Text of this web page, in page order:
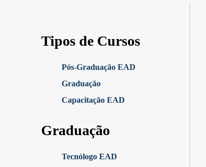
Tipos de Cursos
Pós-Graduação EAD
Graduação
Capacitação EAD
Graduação
Tecnólogo EAD